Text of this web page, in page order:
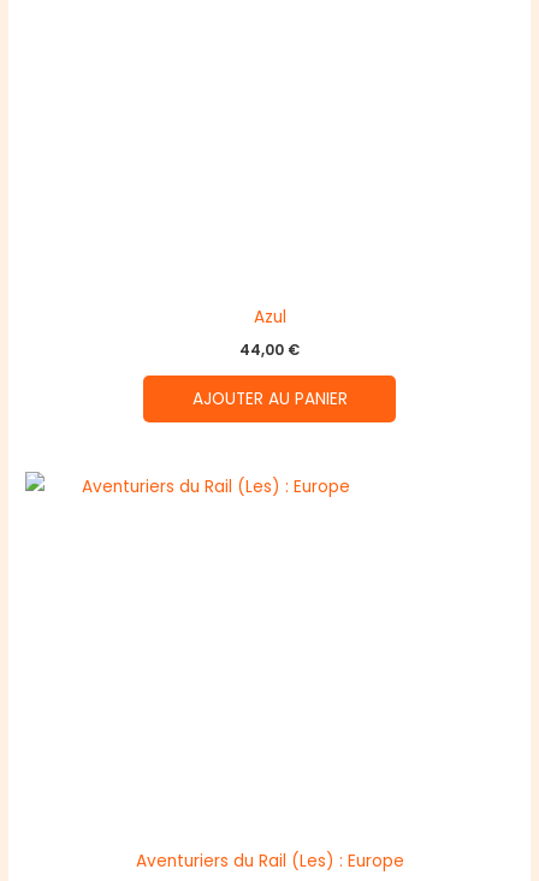
Azul
44,00 €
AJOUTER AU PANIER
Aventuriers du Rail (Les) : Europe